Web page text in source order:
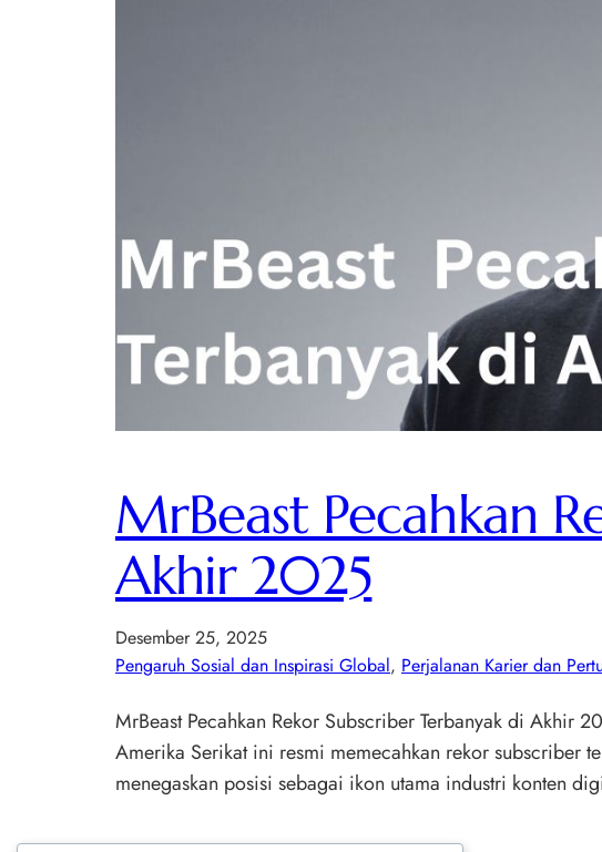
MrBeast Pecahkan
Akhir 2025
Desember 25, 2025
Pengaruh Sosial dan Inspirasi Global, Perjalanan Karier dan
MrBeast Pecahkan Rekor Subscriber Terbanyak di Akhir
Amerika Serikat ini resmi memecahkan rekor subscriber
menegaskan posisi sebagai ikon utama industri konten